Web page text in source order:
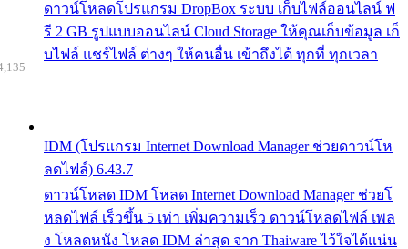
ดาวน์โหลดโปรแกรม DropBox ระบบ เก็บไฟล์ออนไลน์ ฟ
รี 2 GB รูปแบบออนไลน์ Cloud Storage ให้คุณเก็บข้อมูล เก็
บไฟล์ แชร์ไฟล์ ต่างๆ ให้คนอื่น เข้าถึงได้ ทุกที่ ทุกเวลา
IDM (โปรแกรม Internet Download Manager ช่วยดาวน์โห
ลดไฟล์) 6.43.7
ดาวน์โหลด IDM โหลด Internet Download Manager ช่วยโ
หลดไฟล์ เร็วขึ้น 5 เท่า เพิ่มความเร็ว ดาวน์โหลดไฟล์ เพล
ง โหลดหนัง โหลด IDM ล่าสุด จาก Thaiware ไว้ใจได้แน่น